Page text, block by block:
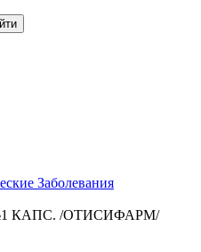
Заболевания
КАПС. /ОТИСИФАРМ/